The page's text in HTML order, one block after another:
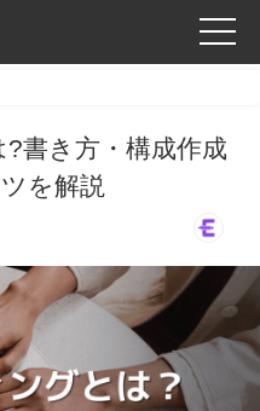
書き方・構成作成
を解説